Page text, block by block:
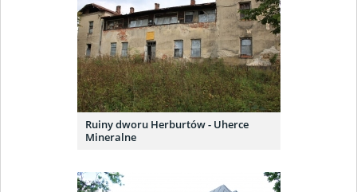
Ruiny dworu Herburtów - Uherce
Mineralne